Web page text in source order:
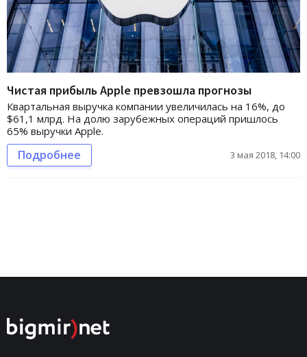
Чистая прибыль Apple превзошла прогнозы
Квартальная выручка компании увеличилась на 16%, до
$61,1 млрд. На долю зарубежных операций пришлось
65% выручки Apple.
Подробнее 3 мая 2018, 14:00